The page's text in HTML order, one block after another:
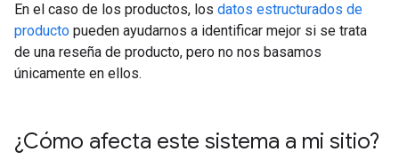
En el caso de los productos, los datos estructurados de
producto pueden ayudarnos a identificar mejor si se trata
de una reseña de producto, pero no nos basamos
únicamente en ellos.
¿Cómo afecta este sistema a mi sitio?